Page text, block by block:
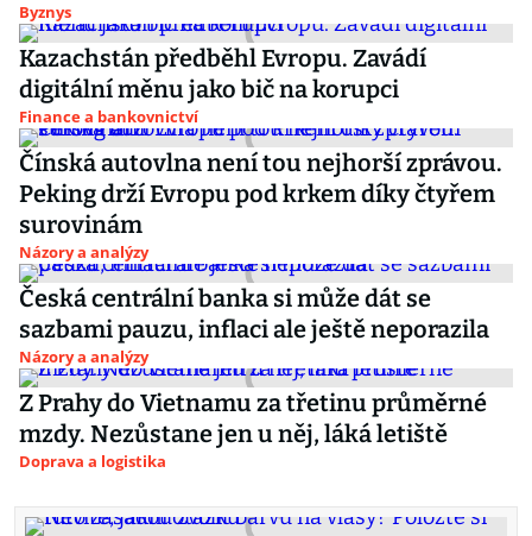
Byznys
Kazachstán předběhl Evropu. Zavádí
digitální měnu jako bič na korupci
Finance a bankovnictví
Čínská autovlna není tou nejhorší zprávou.
Peking drží Evropu pod krkem díky čtyřem
surovinám
Názory a analýzy
Česká centrální banka si může dát se
sazbami pauzu, inflaci ale ještě neporazila
Názory a analýzy
Z Prahy do Vietnamu za třetinu průměrné
mzdy. Nezůstane jen u něj, láká letiště
Doprava a logistika